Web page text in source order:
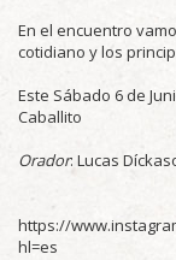
En el encuentro
cotidiano y los
Este Sábado 6 de
Caballito
Orador: Lucas
https://
hl=es